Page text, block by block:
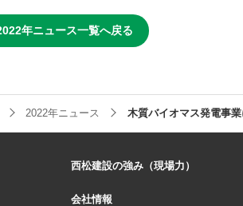
年ニュース一覧へ戻る
2022年ニュース 木質バイオマス発電事
西松建設の強み（現場力）
会社情報